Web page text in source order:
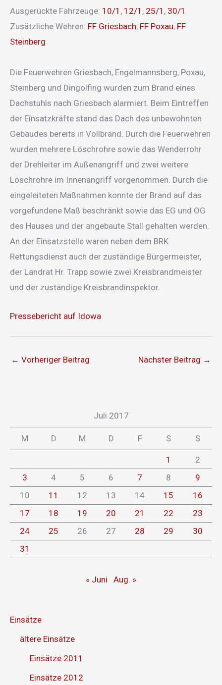
Ausgerückte Fahrzeuge: 10/1 , 12/1 , 25/1 , 30/1
Zusätzliche Wehren: FF Griesbach, FF Poxau, FF
Steinberg
Die Feuerwehren Griesbach, Engelmannsberg, Poxau,
Steinberg und Dingolfing wurden zum Brand eines
Dachstuhls nach Griesbach alarmiert. Beim Eintreffen
der Einsatzkräfte stand das Dach des unbewohnten
Gebäudes bereits in Vollbrand. Durch die Feuerwehren
wurden mehrere Löschrohre sowie das Wenderrohr
der Drehleiter im Außenangriff und zwei weitere
Löschrohre im Innenangriff vorgenommen. Durch die
eingeleiteten Maßnahmen konnte der Brand auf das
vorgefundene Maß beschränkt sowie das EG und OG
des Hauses und der angebaute Stall gehalten werden.
An der Einsatzstelle waren neben dem BRK
Rettungsdienst auch der zuständige Bürgermeister,
der Landrat Hr. Trapp sowie zwei Kreisbrandmeister
und der zuständige Kreisbrandinspektor.
Pressebericht auf Idowa
← Vorheriger Beitrag Nächster Beitrag →
Juli 2017
M D M D F S S
1
2
3
4 5 6 7 8
9
10
11 12 13 14 15
16
17
18 19 20 21 22
23
24
25 26 27 28 29
30
31
« Juni Aug. »
Einsätze
ältere Einsätze
Einsätze 2011
Einsätze 2012